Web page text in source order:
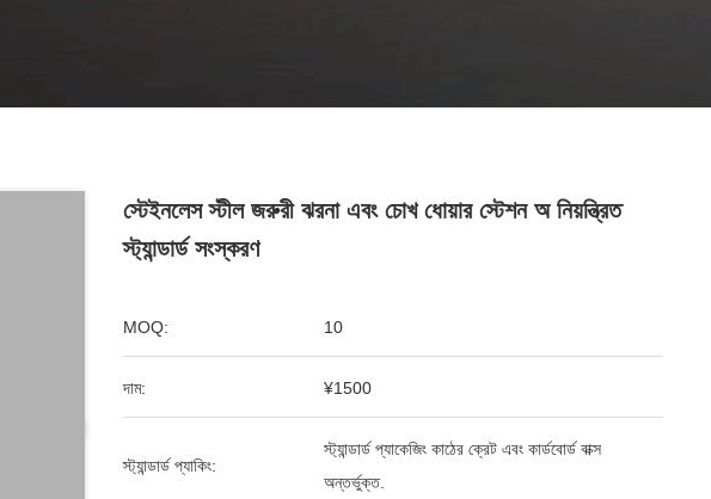
স্টেইনলেস স্টীল জরুরী ঝরনা এবং চোখ ধোয়ার স্টেশন অ নিয়ন্ত্রিত
স্ট্যান্ডার্ড সংস্করণ
MOQ: 10
দাম: ¥1500
স্ট্যান্ডার্ড প্যাকিং:
স্ট্যান্ডার্ড প্যাকেজিং কাঠের ক্রেট এবং কার্ডবোর্ড বাক্স
অন্তর্ভুক্ত.